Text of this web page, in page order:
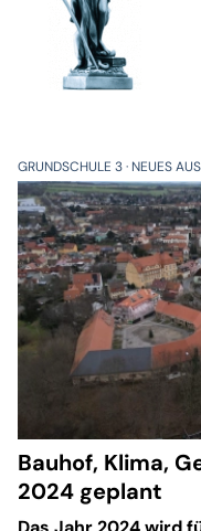
GRUNDSCHULE 3 NEUES
Bauhof, Klima,
2024 geplant